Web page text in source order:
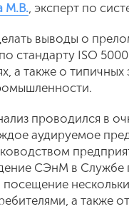
М.В., эксперт по
выводы о
стандарту ISO
а также о типичных
проводился в
аудируемое
СЭнМ в Службе
а также